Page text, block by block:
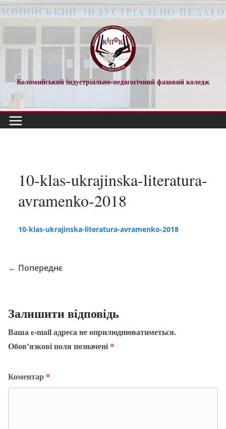
Перейти
до
Коломийський індустріально-педагогічний фаховий коледж
10-klas-ukrajinska-literatura-
avramenko-2018
10-klas-ukrajinska-literatura-avramenko-2018
← Попереднє
Залишити відповідь
Ваша e-mail адреса не оприлюднюватиметься.
Обов’язкові поля позначені *
Коментар *